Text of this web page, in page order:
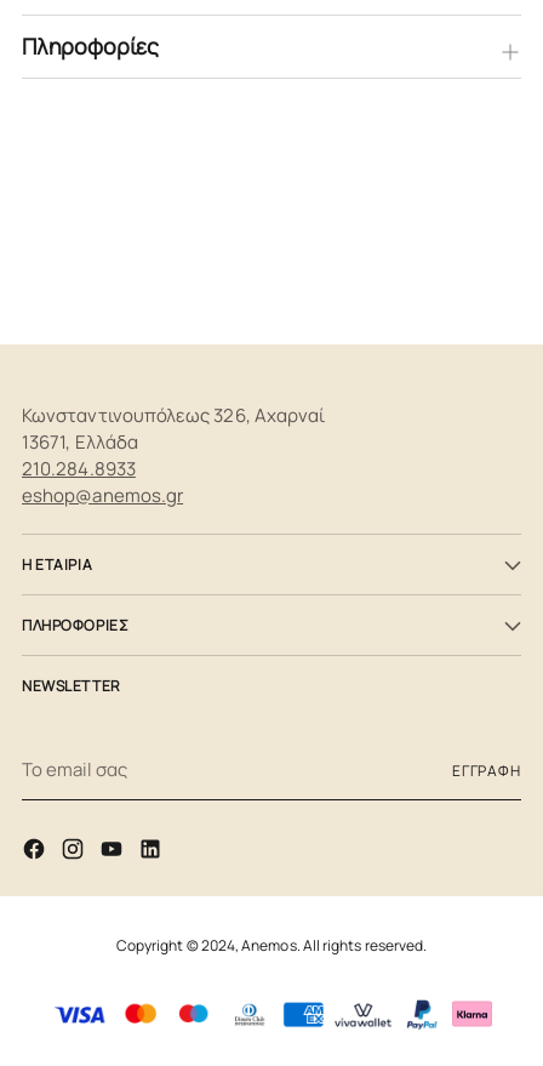
Πληροφορίες
Κωνσταντινουπόλεως 326, Αχαρναί
13671, Ελλάδα
210.284.8933
eshop@anemos.gr
Η ΕΤΑΙΡΙΑ
ΠΛΗΡΟΦΟΡΙΕΣ
NEWSLETTER
email
σας
ΕΓΓΡΑΦΉ
Copyright © 2024,Anemos. All rights reserved.